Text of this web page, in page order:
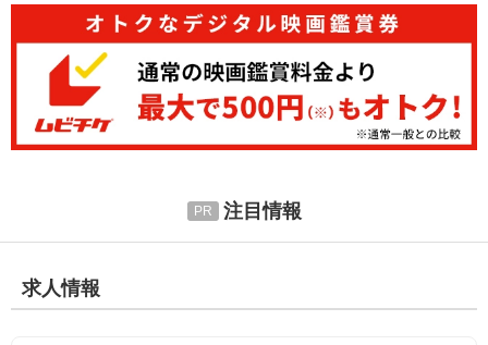
注目情報
求人情報